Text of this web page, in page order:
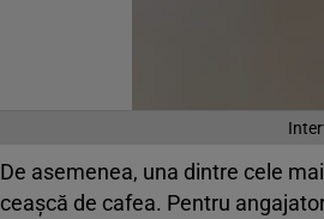
De asemenea, una dintre cele
ceașcă de cafea. Pentru